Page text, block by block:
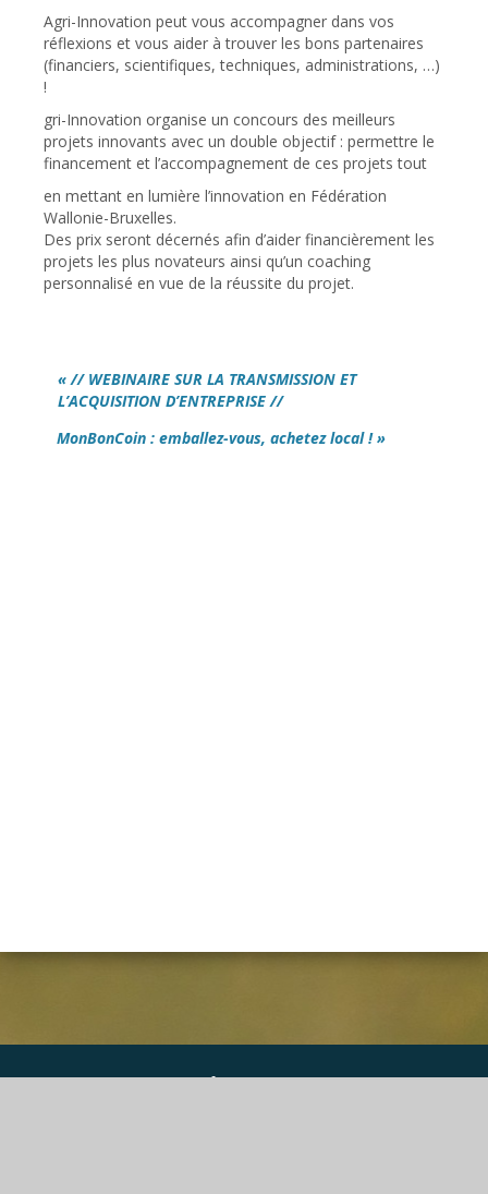
Agri-Innovation peut vous accompagner dans vos
réflexions et vous aider à trouver les bons partenaires
(financiers, scientifiques, techniques, administrations, …)
!
gri-Innovation organise un concours des meilleurs
projets innovants avec un double objectif : permettre le
financement et l’accompagnement de ces projets tout
en mettant en lumière l’innovation en Fédération
Wallonie-Bruxelles.
Des prix seront décernés afin d’aider financièrement les
projets les plus novateurs ainsi qu’un coaching
personnalisé en vue de la réussite du projet.
« // WEBINAIRE SUR LA TRANSMISSION ET
L’ACQUISITION D’ENTREPRISE //
MonBonCoin : emballez-vous, achetez local ! »
DGS Informatique SPRL